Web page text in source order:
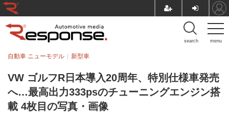
menu
search
VW ゴルフR日本導入20周年、特別仕様車発売
へ…最高出力333psのチューニングエンジン搭
載 4枚目の写真・画像
自動車 ニューモデル 新型車